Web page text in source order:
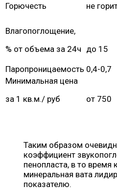
Горючесть не
Влагопоглощение,
% от объема за 24ч до 15
Паропроницаемость 0,4-0,7
Минимальная цена
за 1 кв.м./ руб
от 750
Таким образом
коэффициент
пенопласта, в то время
минеральная вата
показателю.